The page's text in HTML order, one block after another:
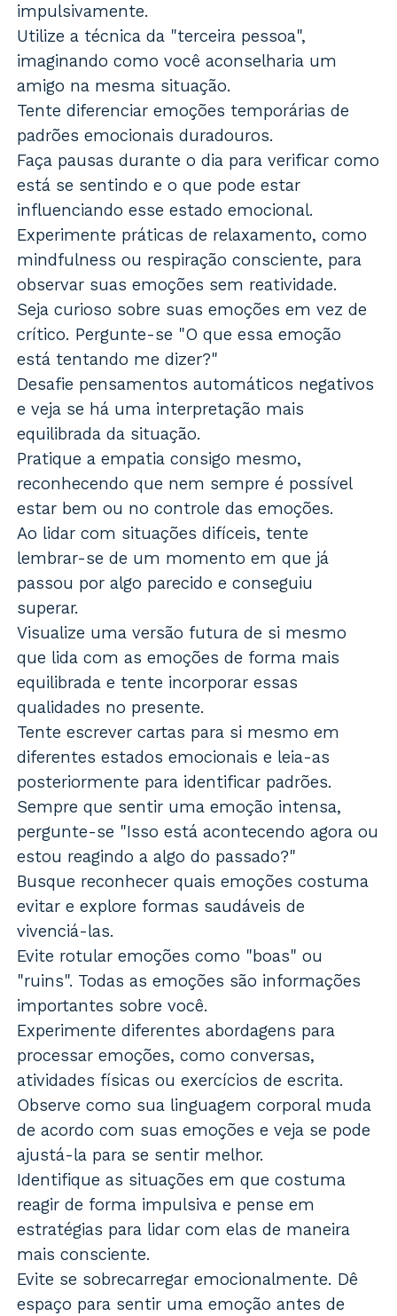
impulsivamente.
Utilize a técnica da "terceira pessoa",
imaginando como você aconselharia um
amigo na mesma situação.
Tente diferenciar emoções temporárias de
padrões emocionais duradouros.
Faça pausas durante o dia para verificar como
está se sentindo e o que pode estar
influenciando esse estado emocional.
Experimente práticas de relaxamento, como
mindfulness ou respiração consciente, para
observar suas emoções sem reatividade.
Seja curioso sobre suas emoções em vez de
crítico. Pergunte-se "O que essa emoção
está tentando me dizer?"
Desafie pensamentos automáticos negativos
e veja se há uma interpretação mais
equilibrada da situação.
Pratique a empatia consigo mesmo,
reconhecendo que nem sempre é possível
estar bem ou no controle das emoções.
Ao lidar com situações difíceis, tente
lembrar-se de um momento em que já
passou por algo parecido e conseguiu
superar.
Visualize uma versão futura de si mesmo
que lida com as emoções de forma mais
equilibrada e tente incorporar essas
qualidades no presente.
Tente escrever cartas para si mesmo em
diferentes estados emocionais e leia-as
posteriormente para identificar padrões.
Sempre que sentir uma emoção intensa,
pergunte-se "Isso está acontecendo agora ou
estou reagindo a algo do passado?"
Busque reconhecer quais emoções costuma
evitar e explore formas saudáveis de
vivenciá-las.
Evite rotular emoções como "boas" ou
"ruins". Todas as emoções são informações
importantes sobre você.
Experimente diferentes abordagens para
processar emoções, como conversas,
atividades físicas ou exercícios de escrita.
Observe como sua linguagem corporal muda
de acordo com suas emoções e veja se pode
ajustá-la para se sentir melhor.
Identifique as situações em que costuma
reagir de forma impulsiva e pense em
estratégias para lidar com elas de maneira
mais consciente.
Evite se sobrecarregar emocionalmente. Dê
espaço para sentir uma emoção antes de